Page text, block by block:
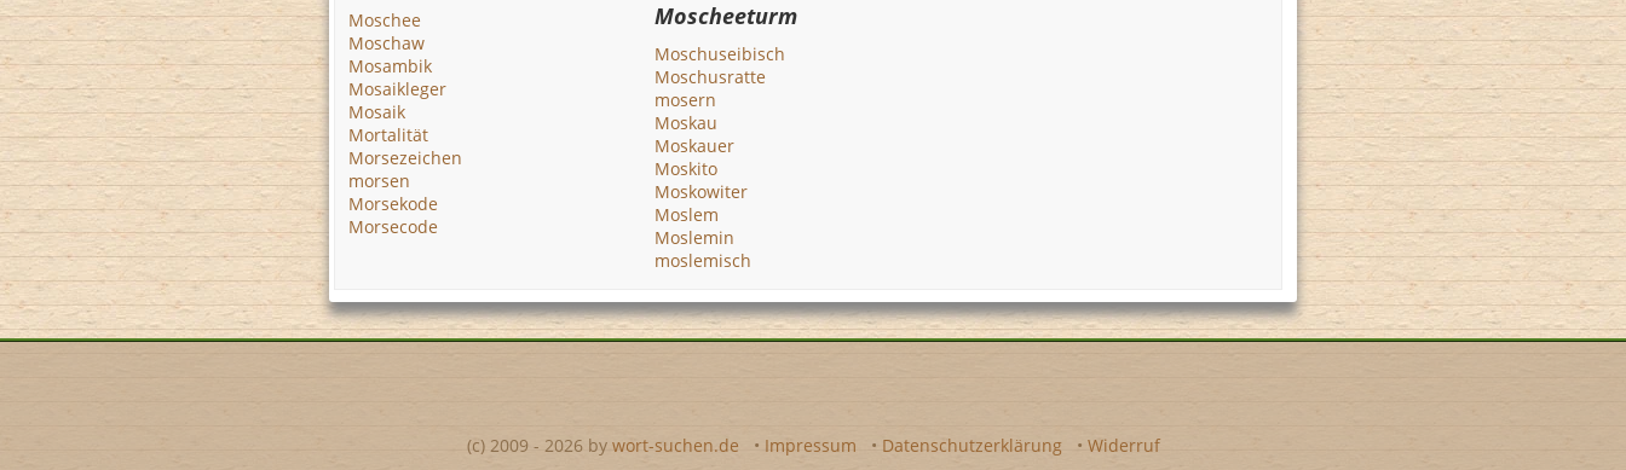
Moschee
Moschaw
Mosambik
Mosaikleger
Mosaik
Mortalität
Morsezeichen
morsen
Morsekode
Morsecode
Moscheeturm
Moschuseibisch
Moschusratte
mosern
Moskau
Moskauer
Moskito
Moskowiter
Moslem
Moslemin
moslemisch
(c) 2009 - 2026 by wort-suchen.de • Impressum • Datenschutzerklärung • Widerruf